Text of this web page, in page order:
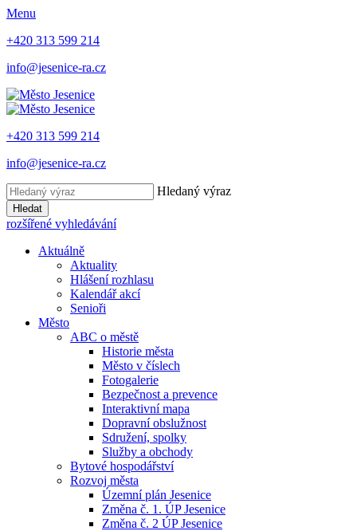
Menu
+420 313 599 214
info@jesenice-ra.cz
+420 313 599 214
info@jesenice-ra.cz
Hledaný výraz
Hledat
rozšířené vyhledávání
Aktuálně
Aktuality
Hlášení rozhlasu
Kalendář akcí
Senioři
Město
ABC o městě
Historie města
Město v číslech
Fotogalerie
Bezpečnost a prevence
Interaktivní mapa
Dopravní obslužnost
Sdružení, spolky
Služby a obchody
Bytové hospodářství
Rozvoj města
Územní plán Jesenice
Změna č. 1. ÚP Jesenice
Změna č. 2 ÚP Jesenice